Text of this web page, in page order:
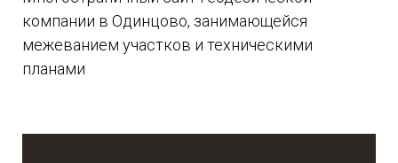
компании в Одинцово, занимающейся
межеванием участков и техническими
планами